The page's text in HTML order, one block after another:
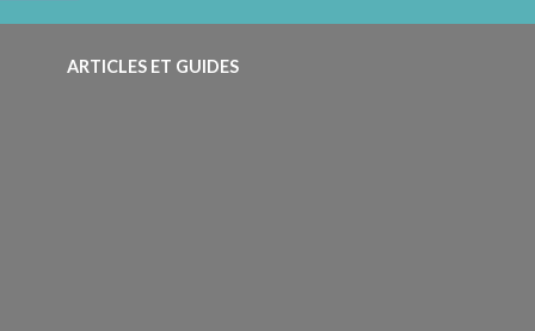
ARTICLES ET GUIDES